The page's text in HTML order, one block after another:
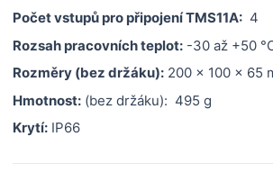
Počet vstupů pro připojení TMS11A: 4
Rozsah pracovních teplot: -30 až +50
Rozměry (bez držáku): 200 x 100 x 65
Hmotnost: (bez držáku): 495 g
Krytí: IP66